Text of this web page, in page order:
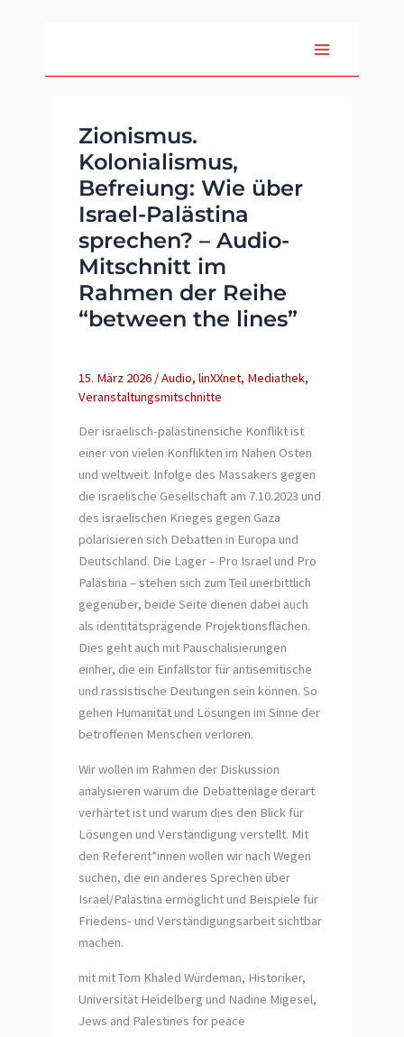
springen
Zionismus.
Kolonialismus,
Befreiung: Wie über
Israel-Palästina
sprechen? – Audio-
Mitschnitt im
Rahmen der Reihe
“between the lines”
15. März 2026 /Audio,linXXnet, Mediathek,
Veranstaltungsmitschnitte
Der israelisch-palästinensiche Konflikt ist
einer von vielen Konflikten im Nahen Osten
und weltweit. Infolge des Massakers gegen
die israelische Gesellschaft am 7.10.2023 und
des israelischen Krieges gegen Gaza
polarisieren sich Debatten in Europa und
Deutschland. Die Lager – Pro Israel und Pro
Palästina – stehen sich zum Teil unerbittlich
gegenüber, beide Seite dienen dabei auch
als identitätsprägende Projektionsflächen.
Dies geht auch mit Pauschalisierungen
einher, die ein Einfallstor für antisemitische
und rassistische Deutungen sein können. So
gehen Humanität und Lösungen im Sinne der
betroffenen Menschen verloren.
Wir wollen im Rahmen der Diskussion
analysieren warum die Debattenlage derart
verhärtet ist und warum dies den Blick für
Lösungen und Verständigung verstellt. Mit
den Referent*innen wollen wir nach Wegen
suchen, die ein anderes Sprechen über
Israel/Palästina ermöglicht und Beispiele für
Friedens- und Verständigungsarbeit sichtbar
machen.
mit mit Tom Khaled Würdeman, Historiker,
Universität Heidelberg und Nadine Migesel,
Jews and Palestines for peace